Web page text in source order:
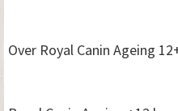
Over Royal Canin Ageing